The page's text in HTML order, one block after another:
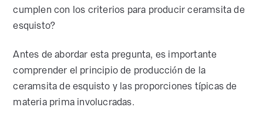
cumplen con los criterios para producir ceramsita de
esquisto?
Antes de abordar esta pregunta, es importante
comprender el principio de producción de la
ceramsita de esquisto y las proporciones típicas de
materia prima involucradas.